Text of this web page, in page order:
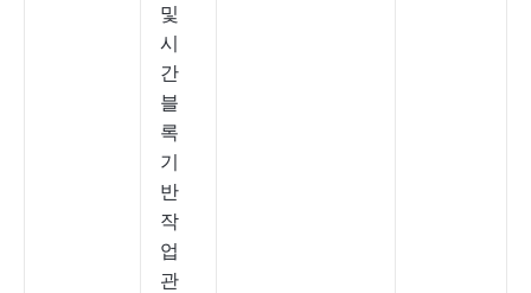
및
시
간
블
록
기
반
작
업
관